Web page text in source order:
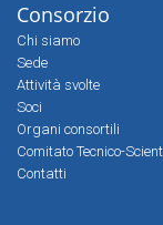
Consorzio
Chi siamo
Sede
Attività svolte
Soci
Organi consortili
Comitato Tecnico-
Contatti